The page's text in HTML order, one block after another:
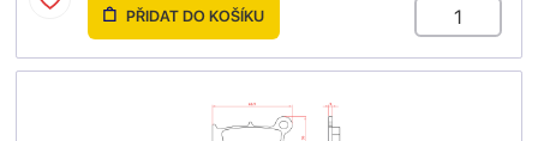
PŘIDAT DO KOŠÍKU